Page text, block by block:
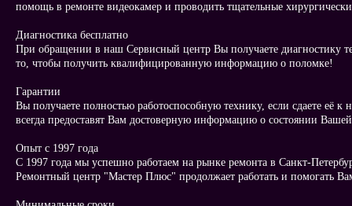
помощь в ремонте видеокамер и проводить тщательные
Диагностика бесплатно
При обращении в наш Сервисный центр Вы получаете
то, чтобы получить квалифицированную информацию о поломке!
Гарантии
Вы получаете полностью работоспособную технику, если сдаете её
всегда предоставят Вам достоверную информацию о состоянии
Опыт с 1997 года
С 1997 года мы успешно работаем на рынке ремонта в Санкт-
Ремонтный центр "Мастер Плюс" продолжает работать и помогать